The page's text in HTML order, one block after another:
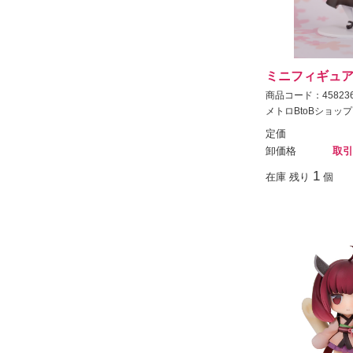
ミニフィギュ
商品コード：
メトロBtoBショップ
定価
卸価格
取
在庫 残り 1 個